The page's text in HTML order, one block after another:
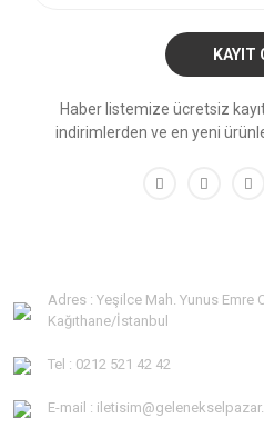
KAYIT
Haber listemize ücretsiz
indirimlerden ve en yeni
Adres : Yeşilce Mah. Yunus Emre
Kağıthane/İstanbul
Tel : 0212 521 42 42
E-mail :